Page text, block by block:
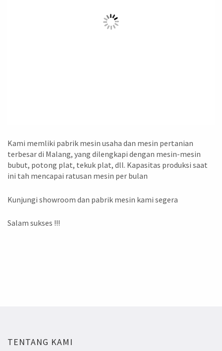
Kami memliki pabrik mesin usaha dan mesin pertanian
terbesar di Malang, yang dilengkapi dengan mesin-mesin
bubut, potong plat, tekuk plat, dll. Kapasitas produksi saat
ini tah mencapai ratusan mesin per bulan
Kunjungi showroom dan pabrik mesin kami segera
Salam sukses !!!
TENTANG KAMI